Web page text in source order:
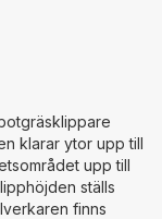
klarar ytor upp till
upp till
ställs
finns